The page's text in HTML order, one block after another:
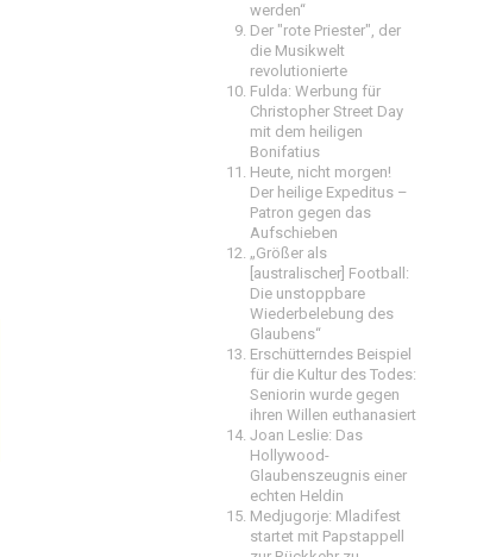
werden“
Der "rote Priester", der
die Musikwelt
revolutionierte
Fulda: Werbung für
Christopher Street Day
mit dem heiligen
Bonifatius
Heute, nicht morgen!
Der heilige Expeditus –
Patron gegen das
Aufschieben
„Größer als
[australischer] Football:
Die unstoppbare
Wiederbelebung des
Glaubens“
Erschütterndes Beispiel
für die Kultur des Todes:
Seniorin wurde gegen
ihren Willen euthanasiert
Joan Leslie: Das
Hollywood-
Glaubenszeugnis einer
echten Heldin
Medjugorje: Mladifest
startet mit Papstappell